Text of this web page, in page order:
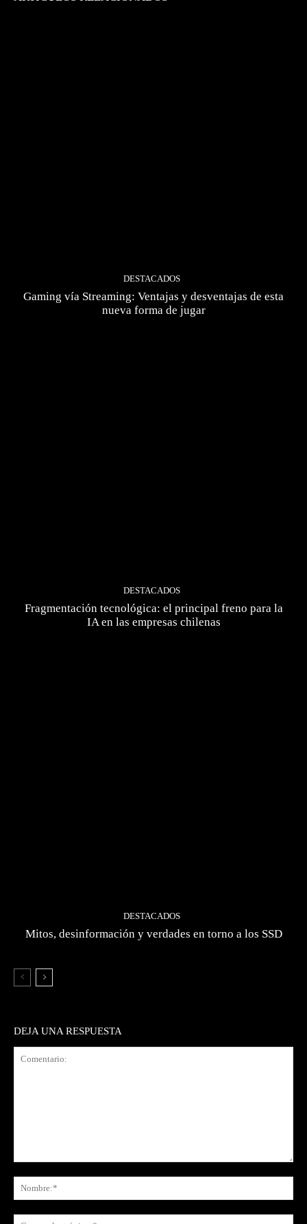
DESTACADOS
Gaming vía Streaming: Ventajas y desventajas de esta
nueva forma de jugar
DESTACADOS
Fragmentación tecnológica: el principal freno para la
IA en las empresas chilenas
DESTACADOS
Mitos, desinformación y verdades en torno a los SSD
DEJA UNA RESPUESTA